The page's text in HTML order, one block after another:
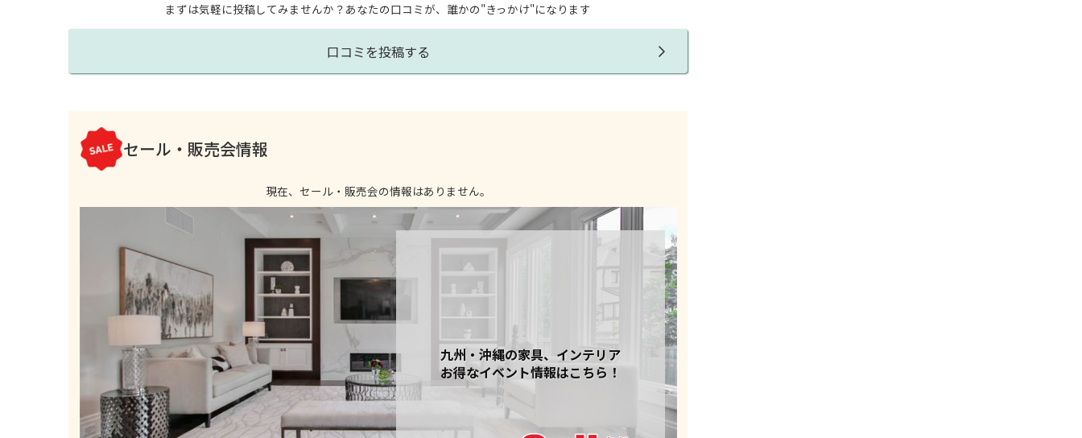
まずは気軽に投稿してみませんか？ あなたの口コミが、誰かの"きっかけ"になります
口コミを投稿する
セール・販売会情報
現在、セール・販売会の情報はありません。
九州・沖縄の家具、インテリア
お得なイベント情報はこちら！